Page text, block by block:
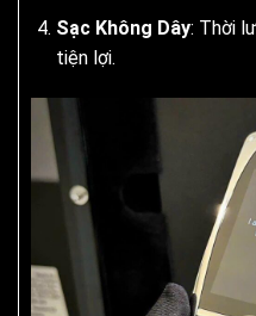
Sạc Không Dây: Thời
tiện lợi.